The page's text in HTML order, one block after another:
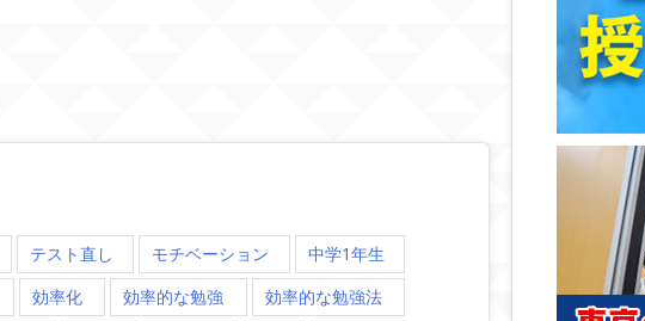
テスト直し モチベーション
中学1年生
効率化 効率的な勉強
効率的な勉強法